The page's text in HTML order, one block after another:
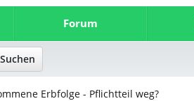
Forum
Erbfolge - Pflichtteil weg?